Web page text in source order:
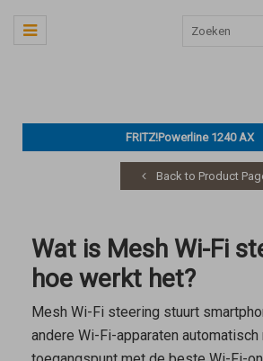
FRITZ!Powerline 1240 AX
Back to Product
Wat is Mesh Wi-Fi
hoe werkt het?
Mesh Wi-Fi steering stuurt
andere Wi-Fi-apparaten automatisch